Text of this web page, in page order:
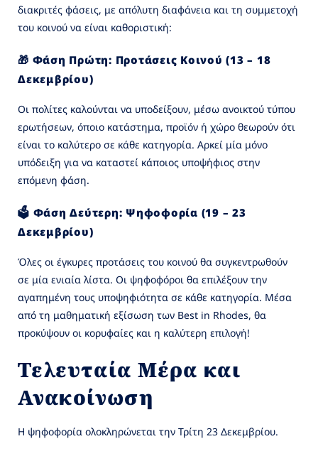
διακριτές φάσεις, με απόλυτη διαφάνεια και τη συμμετοχή
του κοινού να είναι καθοριστική:
🎁 Φάση Πρώτη: Προτάσεις Κοινού (13 – 18
Δεκεμβρίου)
Οι πολίτες καλούνται να υποδείξουν, μέσω ανοικτού τύπου
ερωτήσεων, όποιο κατάστημα, προϊόν ή χώρο θεωρούν ότι
είναι το καλύτερο σε κάθε κατηγορία. Αρκεί μία μόνο
υπόδειξη για να καταστεί κάποιος υποψήφιος στην
επόμενη φάση.
🗳️ Φάση Δεύτερη: Ψηφοφορία (19 – 23
Δεκεμβρίου)
Όλες οι έγκυρες προτάσεις του κοινού θα συγκεντρωθούν
σε μία ενιαία λίστα. Οι ψηφοφόροι θα επιλέξουν την
αγαπημένη τους υποψηφιότητα σε κάθε κατηγορία. Μέσα
από τη μαθηματική εξίσωση των Best in Rhodes, θα
προκύψουν οι κορυφαίες και η καλύτερη επιλογή!
Τελευταία Μέρα και
Ανακοίνωση
Η ψηφοφορία ολοκληρώνεται την Τρίτη 23 Δεκεμβρίου.